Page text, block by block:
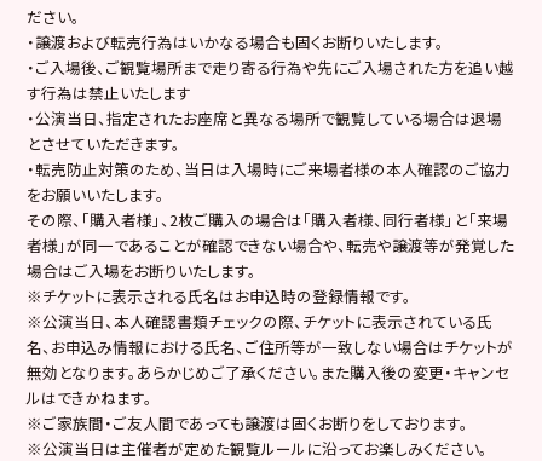
ださい。
・譲渡および転売行為はいかなる場合も固くお断りいたします。
・ご入場後、ご観覧場所まで走り寄る行為や先にご入場された方を追い越
す行為は禁止いたします
・公演当日、指定されたお座席と異なる場所で観覧している場合は退場
とさせていただきます。
・転売防止対策のため、当日は入場時にご来場者様の本人確認のご協力
をお願いいたします。
その際、「購入者様」、2枚ご購入の場合は「購入者様、同行者様」と「来場
者様」が同一であることが確認できない場合や、転売や譲渡等が発覚した
場合はご入場をお断りいたします。
※チケットに表示される氏名はお申込時の登録情報です。
※公演当日、本人確認書類チェックの際、チケットに表示されている氏
名、お申込み情報における氏名、ご住所等が一致しない場合はチケットが
無効となります。あらかじめご了承ください。また購入後の変更・キャンセ
ルはできかねます。
※ご家族間・ご友人間であっても譲渡は固くお断りをしております。
※公演当日は主催者が定めた観覧ルールに沿ってお楽しみください。